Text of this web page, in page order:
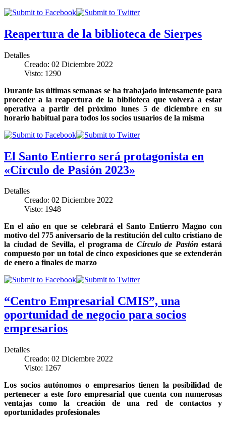
Reapertura de la biblioteca de Sierpes
Detalles
Creado: 02 Diciembre 2022
Visto: 1290
Durante las últimas semanas se ha trabajado intensamente para
proceder a la reapertura de la biblioteca que volverá a estar
operativa a partir del próximo lunes 5 de diciembre en su
horario habitual para todos los socios usuarios de la misma
El Santo Entierro será protagonista en
«Círculo de Pasión 2023»
Detalles
Creado: 02 Diciembre 2022
Visto: 1948
En el año en que se celebrará el Santo Entierro Magno con
motivo del 775 aniversario de la restitución del culto cristiano de
la ciudad de Sevilla, el programa de Círculo de Pasión estará
compuesto por un total de cinco exposiciones que se extenderán
de enero a finales de marzo
“Centro Empresarial CMIS”, una
oportunidad de negocio para socios
empresarios
Detalles
Creado: 02 Diciembre 2022
Visto: 1267
Los socios autónomos o empresarios tienen la posibilidad de
pertenecer a este foro empresarial que cuenta con numerosas
ventajas como la creación de una red de contactos y
oportunidades profesionales